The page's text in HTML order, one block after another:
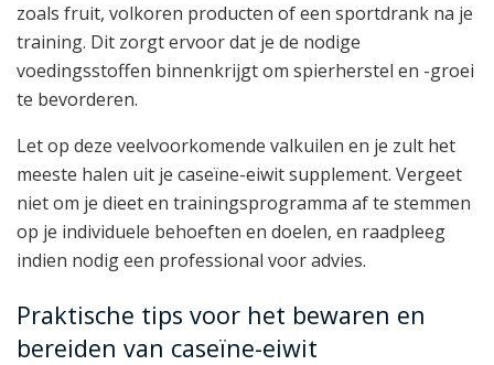
zoals fruit, volkoren producten of een sportdrank na je
training. Dit zorgt ervoor dat je de nodige
voedingsstoffen binnenkrijgt om spierherstel en -groei
te bevorderen.
Let op deze veelvoorkomende valkuilen en je zult het
meeste halen uit je caseïne-eiwit supplement. Vergeet
niet om je dieet en trainingsprogramma af te stemmen
op je individuele behoeften en doelen, en raadpleeg
indien nodig een professional voor advies.
Praktische tips voor het bewaren en
bereiden van caseïne-eiwit